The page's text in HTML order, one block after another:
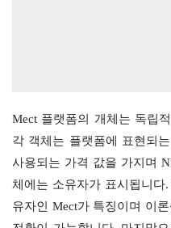
Mect 플랫폼의 개체는 독립
각 객체는 플랫폼에 표현되
사용되는 가격 값을 가지며
체에는 소유자가 표시됩니
유자인 Mect가 특징이며 이